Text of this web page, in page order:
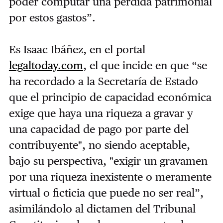
por estos gastos”.
Es Isaac Ibáñez, en el portal
legaltoday.com, el que incide en que “se
ha recordado a la Secretaría de Estado
que el principio de capacidad económica
exige que haya una riqueza a gravar y
una capacidad de pago por parte del
contribuyente", no siendo aceptable,
bajo su perspectiva, "exigir un gravamen
por una riqueza inexistente o meramente
virtual o ficticia que puede no ser real”,
asimilándolo al dictamen del Tribunal